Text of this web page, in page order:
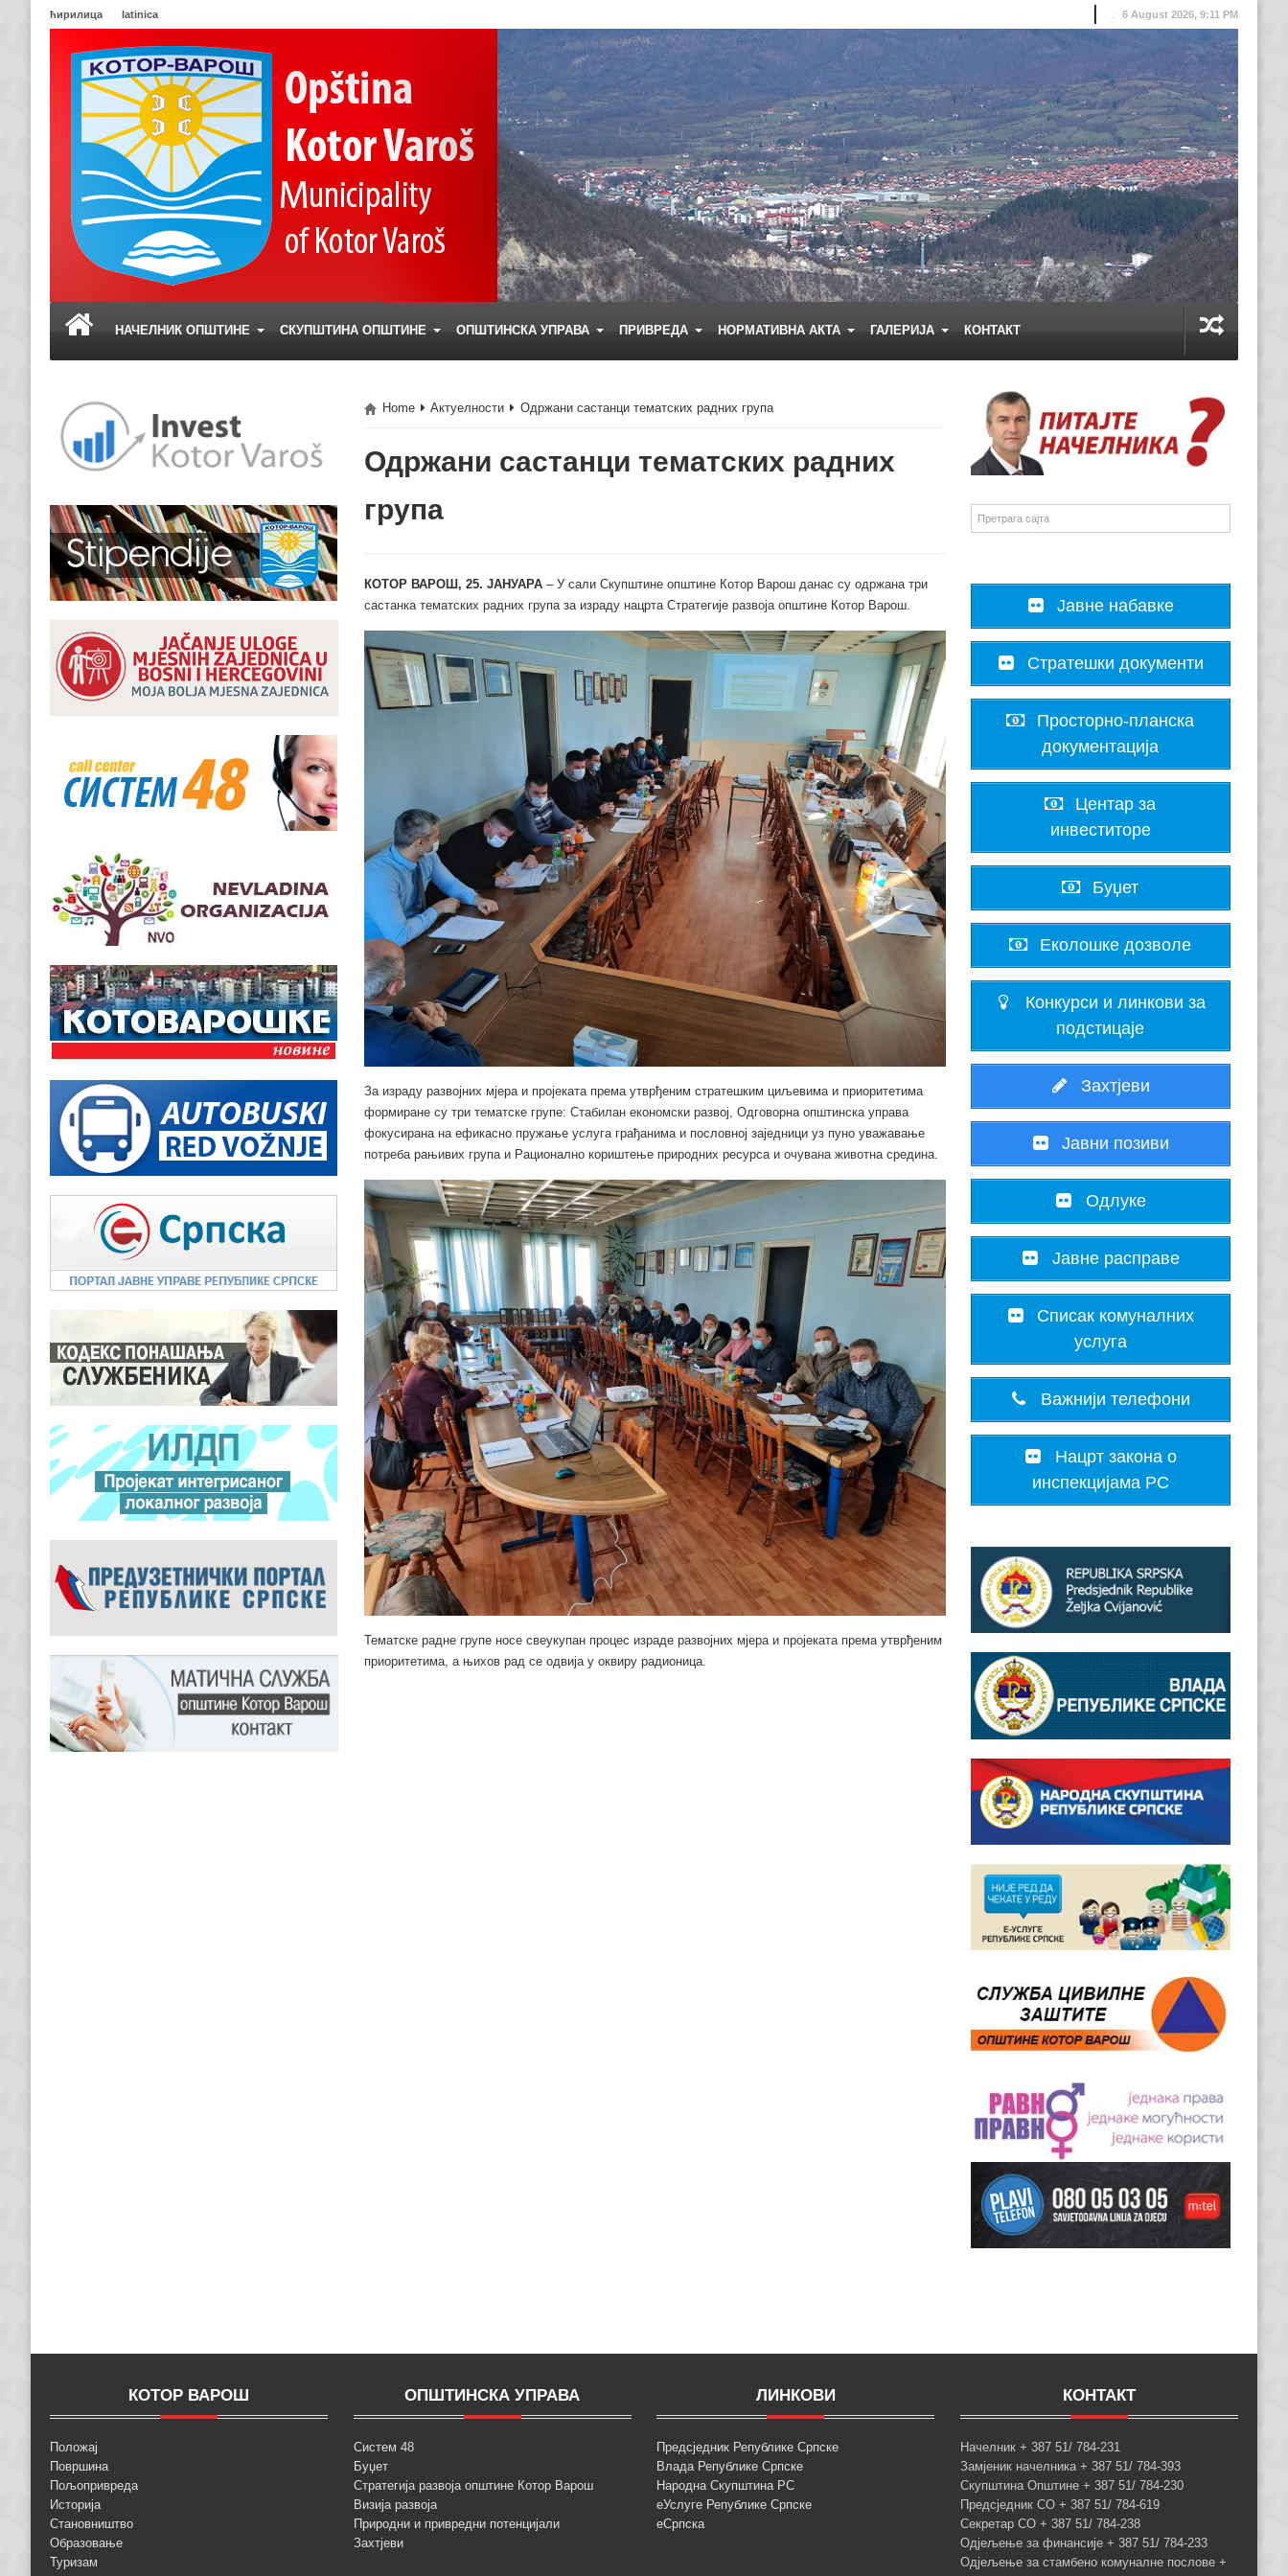
ћирилица latinica 6 August 2026, 9:11 PM
НАЧЕЛНИК ОПШТИНЕ СКУПШТИНА ОПШТИНЕ ОПШТИНСКА УПРАВА ПРИВРЕДА НОРМАТИВНА АКТА ГАЛЕРИЈА КОНТАКТ
Home Актуелности Одржани састанци тематских радних група
Одржани састанци тематских радних
група
КОТОР ВАРОШ, 25. ЈАНУАРА– У сали Скупштине општине Котор Варош данас су одржана три
састанка тематских радних група за израду нацрта Стратегије развоја општине Котор Варош.
За израду развојних мјера и пројеката према утврђеним стратешким циљевима и приоритетима
формиране су три тематске групе: Стабилан економски развој, Одговорна општинска управа
фокусирана на ефикасно пружање услуга грађанима и пословној заједници уз пуно уважавање
потреба рањивих група и Рационално кориштење природних ресурса и очувана животна средина.
Тематске радне групе носе свеукупан процес израде развојних мјера и пројеката према утврђеним
приоритетима, а њихов рад се одвија у оквиру радионица.
Јавне набавке
Стратешки документи
Просторно-планска
документација
Центар за
инвеститоре
Буџет
Еколошке дозволе
Конкурси и линкови за
подстицаје
Захтјеви
Јавни позиви
Одлуке
Јавне расправе
Списак комуналних
услуга
Важнији телефони
Нацрт закона о
инспекцијама РС
КОТОР ВАРОШ
Положај
Површина
Пољопривреда
Историја
Становништво
Образовање
Туризам
ОПШТИНСКА УПРАВА
Систем 48
Буџет
Стратегија развоја општине Котор Варош
Визија развоја
Природни и привредни потенцијали
Захтјеви
ЛИНКОВИ
Предсједник Републике Српске
Влада Републике Српске
Народна Скупштина РС
еУслуге Републике Српске
еСрпска
КОНТАКТ
Начелник + 387 51/ 784-231
Замјеник начелника + 387 51/ 784-393
Скупштина Општине + 387 51/ 784-230
Предсједник СО + 387 51/ 784-619
Секретар СО + 387 51/ 784-238
Одјељење за финансије + 387 51/ 784-233
Одјељење за стамбено комуналне послове +